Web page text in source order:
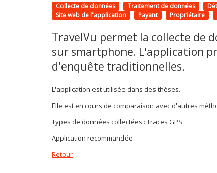
Collecte de données Traitement de données
Site web de l'application
Payant Propriétaire
TravelVu permet la collecte de
sur smartphone. L'application
d'enquête traditionnelles.
L'application est utilisée dans des thèses.
Elle est en cours de comparaison avec d'autres
Types de données collectées : Traces GPS
Application recommandée
Retour